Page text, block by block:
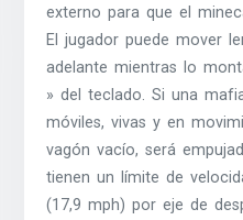
externo para que el
El jugador puede mover
adelante mientras lo
» del teclado. Si una
móviles, vivas y en
vagón vacío, será
tienen un límite de
(17,9 mph) por eje de